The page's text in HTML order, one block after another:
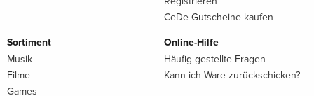
CeDe Gutscheine kaufen
Sortiment
Musik
Filme
Games
Online-Hilfe
Häufig gestellte Fragen
Kann ich Ware zurückschicken?